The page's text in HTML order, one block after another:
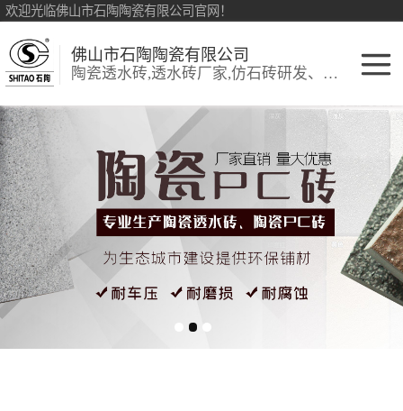
欢迎光临佛山市石陶陶瓷有限公司官网！
佛山市石陶陶瓷有限公司
陶瓷透水砖,透水砖厂家,仿石砖研发、销售:环保透水砖、仿古砖
陶瓷透水砖
生态陶瓷吸水砖
彩色透水砖
细面陶瓷透水砖
陶瓷PC砖
陶瓷仿石砖